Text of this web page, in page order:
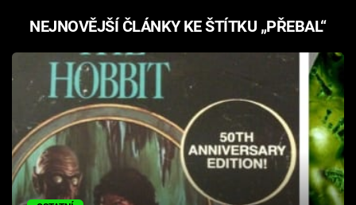
Témata
Filmy
Seriály
Hry
NEJNOVĚJŠÍ ČLÁNKY KE ŠTÍTKU „PŘEBAL“